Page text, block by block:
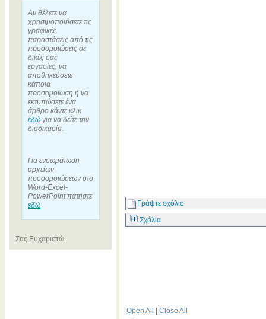
Αν θέλετε να
χρησιμοποιήσετε τις
γραφικές
παραστάσεις από τις
προσομοιώσεις σε
δικές σας
εργασίες, να
αποθηκεύσετε
κάποια
προσομοίωση ή να
εκτυπώσετε ένα
άρθρο κάντε κλικ
εδώ για να δείτε την
διαδικασία.
Για ενσωμάτωση
αρχείων
προσομοιώσεων στο
Word-Excel-
PowerPoint πατήστε
εδώ
Σας Ευχαριστώ.
Γράψτε σχόλιο
Σχόλια
Open All
Close All